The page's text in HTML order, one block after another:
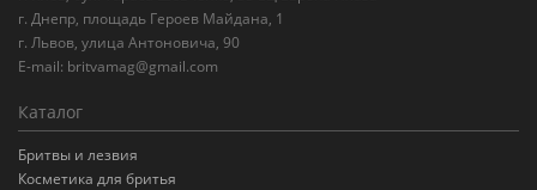
г. Днепр, площадь Героев Майдана, 1
г. Львов, улица Антоновича, 90
E-mail: britvamag@gmail.com
Каталог
Бритвы и лезвия
Косметика для бритья